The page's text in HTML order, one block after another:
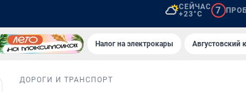
СЕЙЧАС
+23°C
7
Налог на электрокары Августовский
ДОРОГИ И ТРАНСПОРТ